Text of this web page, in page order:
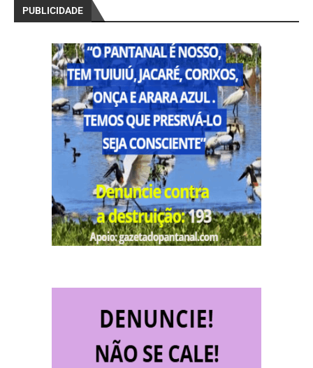
PUBLICIDADE